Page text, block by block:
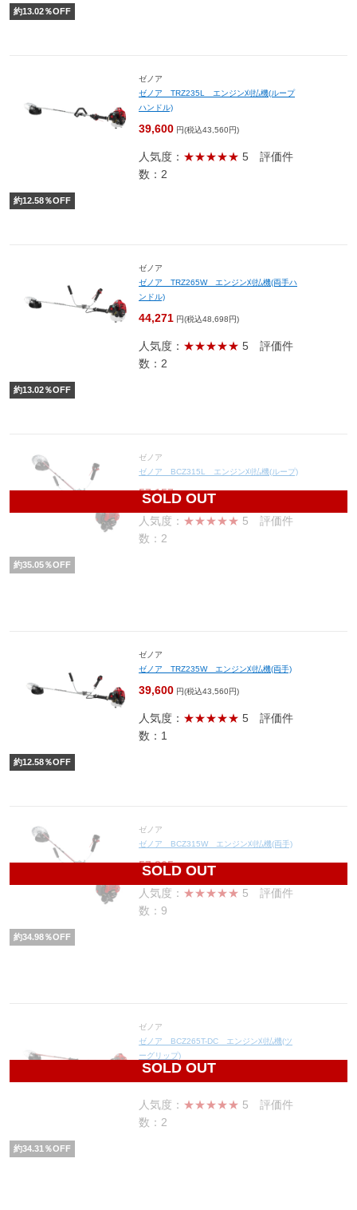
約13.02％OFF
ゼノア
ゼノア TRZ235L エンジン刈払機(ループ
ハンドル)
39,600 円(税込43,560円)
人気度： ★★★★★ 5 評価件
数：2
約12.58％OFF
ゼノア
ゼノア TRZ265W エンジン刈払機(両手ハ
ンドル)
44,271 円(税込48,698円)
人気度： ★★★★★ 5 評価件
数：2
約13.02％OFF
SOLD OUT
ゼノア
ゼノア BCZ315L エンジン刈払機(ループ)
57,157円(税込62,873円)
人気度： ★★★★★ 5 評価件
数：2
約35.05％OFF
ゼノア
ゼノア TRZ235W エンジン刈払機(両手)
39,600 円(税込43,560円)
人気度： ★★★★★ 5 評価件
数：1
約12.58％OFF
SOLD OUT
ゼノア
ゼノア BCZ315W エンジン刈払機(両手)
57,865円(税込63,652円)
人気度： ★★★★★ 5 評価件
数：9
約34.98％OFF
SOLD OUT
ゼノア
ゼノア BCZ265T-DC エンジン刈払機(ツ
ーグリップ)
55,506
人気度： ★★★★★ 5 評価件
数：2
約34.31 ％OFF